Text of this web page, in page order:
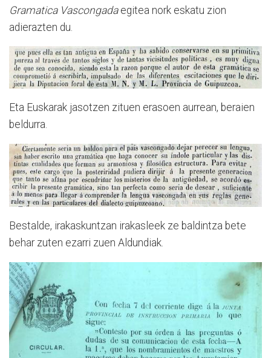
Gramatica Vascongadaegitea nork eskatu zion
adierazten du.
Eta Euskarak jasotzen zituen erasoen aurrean, beraien
beldurra.
Bestalde, irakaskuntzan irakasleek ze baldintza bete
behar zuten ezarri zuen Aldundiak.